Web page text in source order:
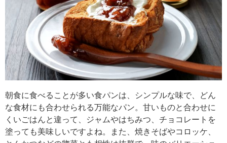
朝食に食べることが多い食パンは、シンプルな味で、どん
な食材にも合わせられる万能なパン。甘いものと合わせに
くいごはんと違って、ジャムやはちみつ、チョコレートを
塗っても美味しいですよね。また、焼きそばやコロッケ、